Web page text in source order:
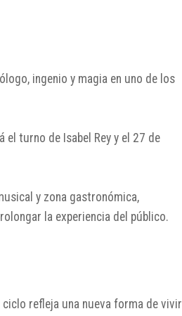
ingenio y magia en uno de los
el turno de Isabel Rey y el 27 de
y zona gastronómica,
la experiencia del público.
ciclo refleja una nueva forma de vivir